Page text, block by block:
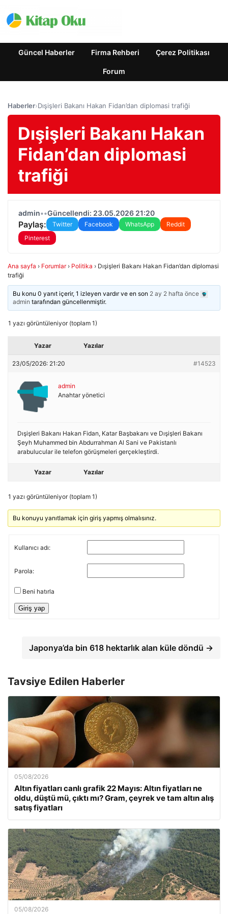
Güncel Haberler Firma Rehberi Çerez Politikası
Forum
Haberler›Dışişleri Bakanı Hakan Fidan’dan diplomasi trafiği
Dışişleri Bakanı Hakan
Fidan’dan diplomasi
trafiği
admin••Güncellendi: 23.05.2026 21:20
Paylaş: Twitter Facebook WhatsApp
Reddit
Pinterest
Ana sayfa › Forumlar › Politika › Dışişleri Bakanı Hakan Fidan’dan diplomasi
trafiği
Bu konu 0 yanıt içerir, 1 izleyen vardır ve en son 2 ay 2 hafta önce
admin tarafından güncellenmiştir.
1 yazı görüntüleniyor (toplam 1)
Yazar Yazılar
23/05/2026: 21:20 #14523
admin
Anahtar yönetici
Dışişleri Bakanı Hakan Fidan, Katar Başbakanı ve Dışişleri Bakanı
Şeyh Muhammed bin Abdurrahman Al Sani ve Pakistanlı
arabulucular ile telefon görüşmeleri gerçekleştirdi.
Yazar Yazılar
1 yazı görüntüleniyor (toplam 1)
Bu konuyu yanıtlamak için giriş yapmış olmalısınız.
Kullanıcı adı:
Parola:
Beni hatırla
Giriş yap
Japonya’da bin 618 hektarlık alan küle döndü →
Tavsiye Edilen Haberler
05/08/2026
Altın fiyatları canlı grafik 22 Mayıs: Altın fiyatları ne
oldu, düştü mü, çıktı mı? Gram, çeyrek ve tam altın alış
satış fiyatları
05/08/2026